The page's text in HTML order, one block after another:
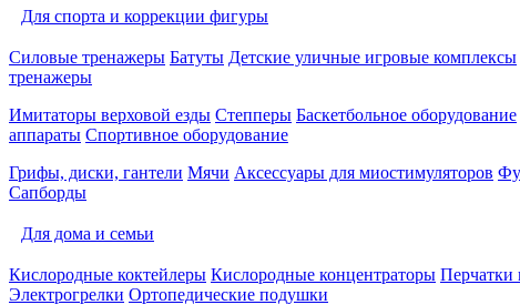
Для спорта и коррекции фигуры
Силовые тренажеры Батуты Детские уличные игровые комплексы
тренажеры
Имитаторы верховой езды Степперы Баскетбольное оборудование
аппараты Спортивное оборудование
Грифы, диски, гантели Мячи Аксессуары для миостимуляторов
Сапборды
Для дома и семьи
Кислородные коктейлеры Кислородные концентраторы Перчатки
Электрогрелки Ортопедические подушки